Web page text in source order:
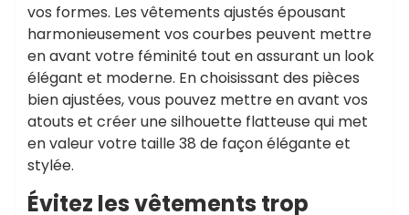
vos formes. Les vêtements ajustés épousant
harmonieusement vos courbes peuvent mettre
en avant votre féminité tout en assurant un look
élégant et moderne. En choisissant des pièces
bien ajustées, vous pouvez mettre en avant vos
atouts et créer une silhouette flatteuse qui met
en valeur votre taille 38 de façon élégante et
stylée.
Évitez les vêtements trop